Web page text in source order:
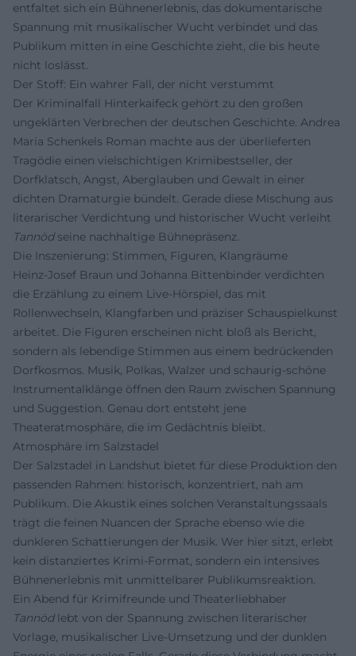
entfaltet sich ein Bühnenerlebnis, das dokumentarische
Spannung mit musikalischer Wucht verbindet und das
Publikum mitten in eine Geschichte zieht, die bis heute
nicht loslässt.
Der Stoff: Ein wahrer Fall, der nicht verstummt
Der Kriminalfall Hinterkaifeck gehört zu den großen
ungeklärten Verbrechen der deutschen Geschichte. Andrea
Maria Schenkels Roman machte aus der überlieferten
Tragödie einen vielschichtigen Krimibestseller, der
Dorfklatsch, Angst, Aberglauben und Gewalt in einer
dichten Dramaturgie bündelt. Gerade diese Mischung aus
literarischer Verdichtung und historischer Wucht verleiht
Tannödseine nachhaltige Bühnepräsenz.
Die Inszenierung: Stimmen, Figuren, Klangräume
Heinz-Josef Braun und Johanna Bittenbinder verdichten
die Erzählung zu einem Live-Hörspiel, das mit
Rollenwechseln, Klangfarben und präziser Schauspielkunst
arbeitet. Die Figuren erscheinen nicht bloß als Bericht,
sondern als lebendige Stimmen aus einem bedrückenden
Dorfkosmos. Musik, Polkas, Walzer und schaurig-schöne
Instrumentalklänge öffnen den Raum zwischen Spannung
und Suggestion. Genau dort entsteht jene
Theateratmosphäre, die im Gedächtnis bleibt.
Atmosphäre im Salzstadel
Der Salzstadel in Landshut bietet für diese Produktion den
passenden Rahmen: historisch, konzentriert, nah am
Publikum. Die Akustik eines solchen Veranstaltungssaals
trägt die feinen Nuancen der Sprache ebenso wie die
dunkleren Schattierungen der Musik. Wer hier sitzt, erlebt
kein distanziertes Krimi-Format, sondern ein intensives
Bühnenerlebnis mit unmittelbarer Publikumsreaktion.
Ein Abend für Krimifreunde und Theaterliebhaber
Tannödlebt von der Spannung zwischen literarischer
Vorlage, musikalischer Live-Umsetzung und der dunklen